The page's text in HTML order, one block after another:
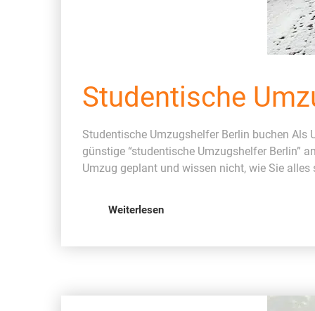
Studentische
Studentische Umzugshelfer Berlin buchen Als
günstige “studentische Umzugshelfer Berlin”
Umzug geplant und wissen nicht, wie Sie
Weiterlesen